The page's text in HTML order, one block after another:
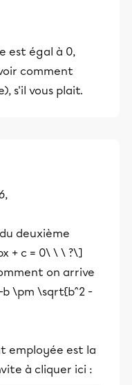
est égal à 0,
comment
s'il vous plait.
,
deuxième
+ c = 0\ \ \ ?\]
on arrive
\pm \sqrt{b^2 -
employée est la
à cliquer ici :